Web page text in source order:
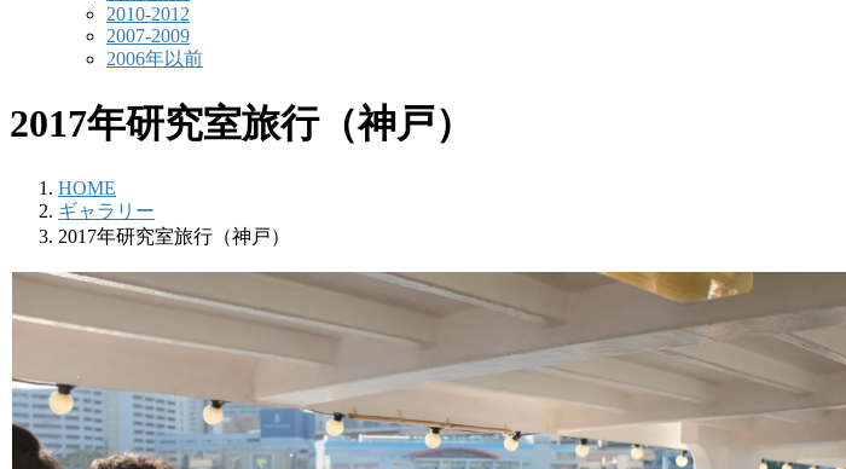
2010-2012
2007-2009
2006年以前
2017年研究室旅行（神戸）
HOME
ギャラリー
2017年研究室旅行（神戸）